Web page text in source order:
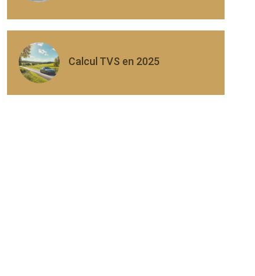
Calcul TVS en 2025